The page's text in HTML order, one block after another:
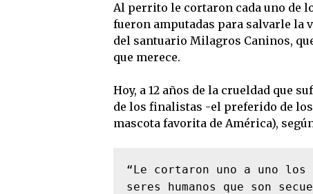
Al perrito le cortaron cada uno de
fueron amputadas para salvarle la
del santuario Milagros Caninos,
que merece.
Hoy, a 12 años de la crueldad que
de los finalistas -el preferido de los
mascota favorita de América),
“Le cortaron uno a uno
seres humanos que son